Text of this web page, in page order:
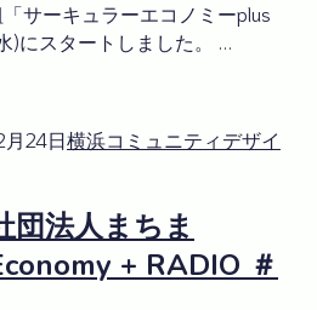
サーキュラーエコノミーplus
)にスタートしました。 …
月24日横浜コミュニティデザイ
団法人まちま
+ RADIO ＃